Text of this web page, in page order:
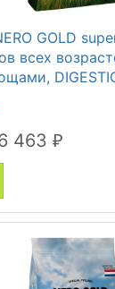
GOLD
всех
463 ₽